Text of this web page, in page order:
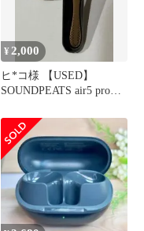
¥ 2,000
ヒ*コ様 【USED】
SOUNDPEATS air5 pro+